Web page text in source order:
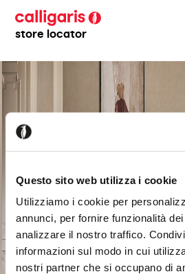
Questo sito web utilizza i cookie
Utilizziamo i cookie per
annunci, per fornire funzionalità
analizzare il nostro traffico.
informazioni sul modo in cui
nostri partner che si occupano di
store locator